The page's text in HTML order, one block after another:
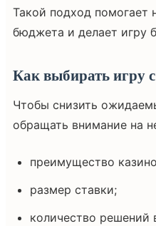
Такой подход помогает
бюджета и делает игру
Как выбирать игру
Чтобы снизить
обращать внимание на
преимущество
размер ставки;
количество решений